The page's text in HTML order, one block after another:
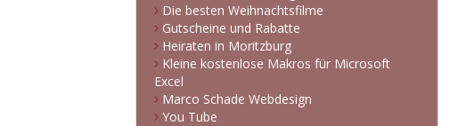
Die besten Weihnachtsfilme
Gutscheine und Rabatte
Heiraten in Moritzburg
Kleine kostenlose Makros für Microsoft
Excel
Marco Schade Webdesign
You Tube